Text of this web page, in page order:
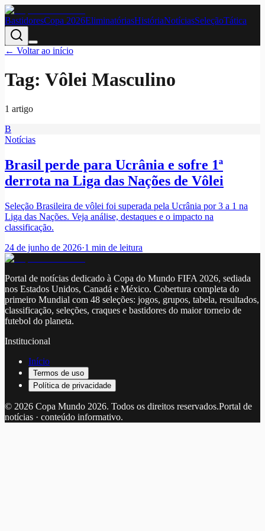
BastidoresCopa 2026EliminatóriasHistóriaNotíciasSeleçãoTática
← Voltar ao início
Tag: Vôlei Masculino
1 artigo
B
Notícias
Brasil perde para Ucrânia e sofre 1ª
derrota na Liga das Nações de Vôlei
Seleção Brasileira de vôlei foi superada pela Ucrânia por 3 a 1 na
Liga das Nações. Veja análise, destaques e o impacto na
classificação.
24 de junho de 2026·1 min de leitura
Portal de notícias dedicado à Copa do Mundo FIFA 2026, sediada
nos Estados Unidos, Canadá e México. Cobertura completa do
primeiro Mundial com 48 seleções: jogos, grupos, tabela, resultados,
classificação, seleções, craques e bastidores do maior torneio de
futebol do planeta.
Institucional
Início
Termos de uso
Política de privacidade
© 2026 Copa Mundo 2026. Todos os direitos reservados.Portal de
notícias · conteúdo informativo.